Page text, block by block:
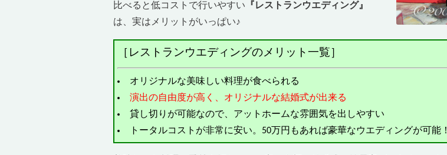
比べると低コストで行いやすい 『レストランウエディング』
は、実はメリットがいっぱい♪
［レストランウエディングのメリット一覧］
オリジナルな美味しい料理が食べられる
演出の自由度が高く、オリジナルな結婚式が出来る
貸し切りが可能なので、アットホームな雰囲気を出しやすい
トータルコストが非常に安い。50万円もあれば豪華なウエディングが可能！